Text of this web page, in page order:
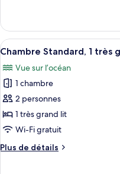
2
grands
vue
jardin
le
type
de
Chambre
Standard,
grands
lits,
vue
jardin
Afficher
toutes
les
photos
pour
ce
type
chambre :
5
Chambre Standard, 1 très
Vue sur l’océan
1 chambre
2 personnes
1 très grand lit
Wi-Fi gratuit
Plus de détails
Plus